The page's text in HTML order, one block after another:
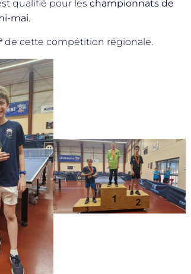
qualifié pour les championnats de
mai.
de cette compétition régionale.